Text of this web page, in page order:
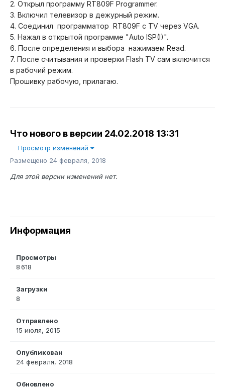
2. Открыл программу RT809F Programmer.
3. Включил телевизор в дежурный режим.
4. Соединил программатор RT809F с TV через VGA.
5. Нажал в открытой программе "Auto ISP(I)".
6. После определения и выбора нажимаем Read.
7. После считывания и проверки Flash TV сам включится
в рабочий режим.
Прошивку рабочую, прилагаю.
Что нового в версии 24.02.2018 13:31
Просмотр изменений
Размещено 24 февраля, 2018
Для этой версии изменений нет.
Информация
Просмотры
8 618
Загрузки
8
Отправлено
15 июля, 2015
Опубликован
24 февраля, 2018
Обновлено